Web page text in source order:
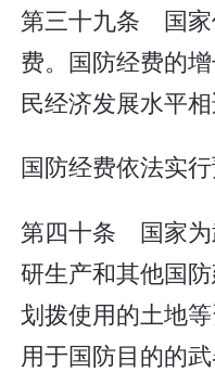
第三十九条 国家
费。国防经费的
民经济发展水平相
国防经费依法实行
第四十条 国家为
研生产和其他国防
划拨使用的土地
用于国防目的的